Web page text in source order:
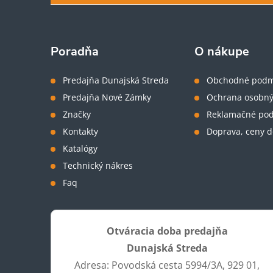
Poradňa
Predajňa Dunajská Streda
Predajňa Nové Zámky
Značky
Kontakty
Katalógy
Technický nákres
Faq
O nákupe
Obchodné
Ochrana
Reklamačné
Doprava, ceny
Otváracia doba predajňa
Dunajská Streda
Adresa: Povodská cesta 5994/3A, 929 01,